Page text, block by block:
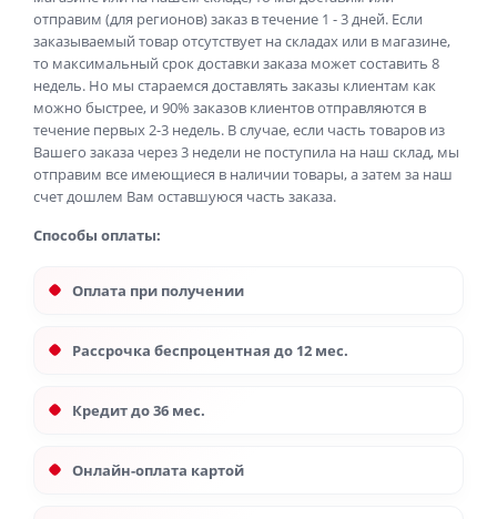
отправим (для регионов) заказ в течение 1 - 3 дней. Если
заказываемый товар отсутствует на складах или в магазине,
то максимальный срок доставки заказа может составить 8
недель. Но мы стараемся доставлять заказы клиентам как
можно быстрее, и 90% заказов клиентов отправляются в
течение первых 2-3 недель. В случае, если часть товаров из
Вашего заказа через 3 недели не поступила на наш склад, мы
отправим все имеющиеся в наличии товары, а затем за наш
счет дошлем Вам оставшуюся часть заказа.
Способы оплаты:
Оплата при получении
Рассрочка беспроцентная до 12 мес.
Кредит до 36 мес.
Онлайн-оплата картой